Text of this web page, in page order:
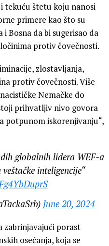
tekuću štetu koju nanosi
primere kao što su
Bosna da bi sugerisao da
protiv čovečnosti.
zlostavljanja,
protiv čovečnosti. Više
Nemačke do
prihvatljiv nivo govora
potpunom iskorenjivanju“,
globalnih lidera WEF-a
inteligencije“
June 20, 2024
zabrinjavajući porast
osećanja, koja se